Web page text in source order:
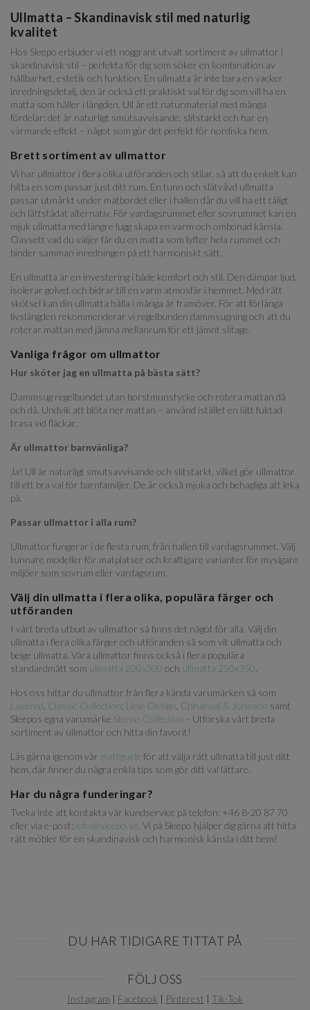
Ullmatta – Skandinavisk stil med naturlig
kvalitet
Hos Sleepo erbjuder vi ett noggrant utvalt sortiment av ullmattor i
skandinavisk stil – perfekta för dig som söker en kombination av
hållbarhet, estetik och funktion. En ullmatta är inte bara en vacker
inredningsdetalj, den är också ett praktiskt val för dig som vill ha en
matta som håller i längden. Ull är ett naturmaterial med många
fördelar: det är naturligt smutsavvisande, slitstarkt och har en
värmande effekt – något som gör det perfekt för nordiska hem.
Brett sortiment av ullmattor
Vi har ullmattor i flera olika utföranden och stilar, så att du enkelt kan
hitta en som passar just ditt rum. En tunn och slätvävd ullmatta
passar utmärkt under matbordet eller i hallen där du vill ha ett tåligt
och lättstädat alternativ. För vardagsrummet eller sovrummet kan en
mjuk ullmatta med längre lugg skapa en varm och ombonad känsla.
Oavsett vad du väljer får du en matta som lyfter hela rummet och
binder samman inredningen på ett harmoniskt sätt.
En ullmatta är en investering i både komfort och stil. Den dämpar ljud,
isolerar golvet och bidrar till en varm atmosfär i hemmet. Med rätt
skötsel kan din ullmatta hålla i många år framöver. För att förlänga
livslängden rekommenderar vi regelbunden dammsugning och att du
roterar mattan med jämna mellanrum för ett jämnt slitage.
Vanliga frågor om ullmattor
Hur sköter jag en ullmatta på bästa sätt?
Dammsug regelbundet utan borstmunstycke och rotera mattan då
och då. Undvik att blöta ner mattan – använd istället en lätt fuktad
trasa vid fläckar.
Är ullmattor barnvänliga?
Ja! Ull är naturligt smutsavvisande och slitstarkt, vilket gör ullmattor
till ett bra val för barnfamiljer. De är också mjuka och behagliga att leka
på.
Passar ullmattor i alla rum?
Ullmattor fungerar i de flesta rum, från hallen till vardagsrummet. Välj
tunnare modeller för matplatser och kraftigare varianter för mysigare
miljöer som sovrum eller vardagsrum.
Välj din ullmatta i flera olika, populära färger och
utföranden
I vårt breda utbud av ullmattor så finns det något för alla. Välj din
ullmatta i flera olika färger och utföranden så som vit ullmatta och
beige ullmatta. Våra ullmattor finns också i flera populära
standardmått som ullmatta 200x300 och ullmatta 250x350
Hos oss hittar du ullmattor från flera kända varumärken så som
Layered Classic Collection Linie Design Chhatwal & Jonsson samt
Sleepos egna varumärke Sleepo Collection - Utforska vårt breda
sortiment av ullmattor och hitta din favorit!
Läs gärna igenom vår mattguide för att välja rätt ullmatta till just ditt
hem, där finner du några enkla tips som gör ditt val lättare.
Har du några funderingar?
Tveka inte att kontakta vår kundservice på telefon: +46 8-20 87 70
eller via e-post: info@sleepo.se . Vi på Sleepo hjälper dig gärna att hitta
rätt möbler för en skandinavisk och harmonisk känsla i ditt hem!
DU HAR TIDIGARE TITTAT PÅ
FÖLJ OSS
Instagram | Facebook | Pinterest | Tik-Tok